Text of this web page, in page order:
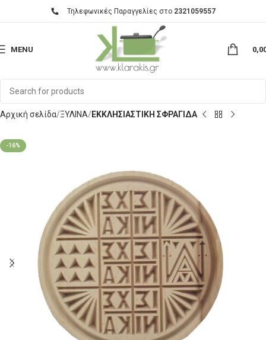
Τηλεφωνικές Παραγγελίες στο 2321059557
MENU
Αρχική σελίδα ΞΥΛΙΝΑ ΕΚΚΛΗΣΙΑΣΤΙΚΗ ΣΦΡΑΓΙΔΑ
-16%